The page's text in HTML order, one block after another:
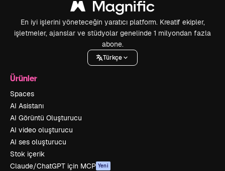
En iyi işlerini yöneteceğin yaratıcı platform. Kreatif ekipler,
işletmeler, ajanslar ve stüdyolar genelinde 1 milyondan fazla
abone.
Türkçe
Ürünler
Spaces
AI Asistanı
AI Görüntü Oluşturucu
AI video oluşturucu
AI ses oluşturucu
Stok içerik
Claude/ChatGPT için MCP Yeni